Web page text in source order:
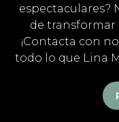
espectaculares?
de transformar
¡Contacta con
todo lo que Lina